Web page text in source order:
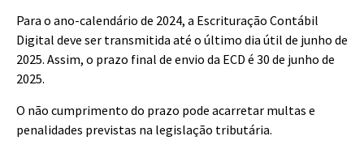
Para o ano-calendário de 2024, a Escrituração Contábil
Digital deve ser transmitida até o último dia útil de junho de
2025. Assim, o prazo final de envio da ECD é 30 de junho de
2025.
O não cumprimento do prazo pode acarretar multas e
penalidades previstas na legislação tributária.